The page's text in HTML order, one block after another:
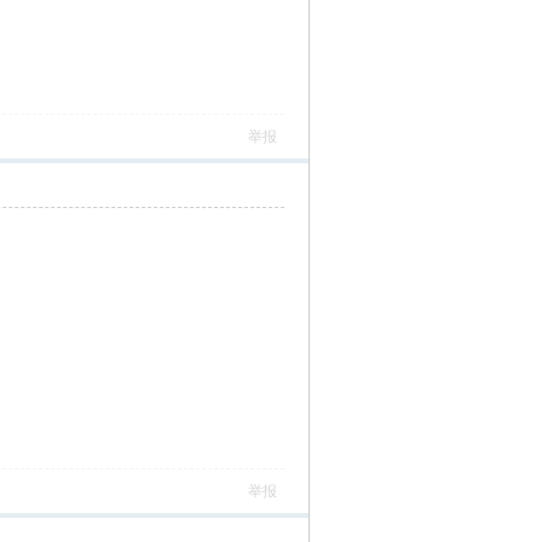
举报
举报